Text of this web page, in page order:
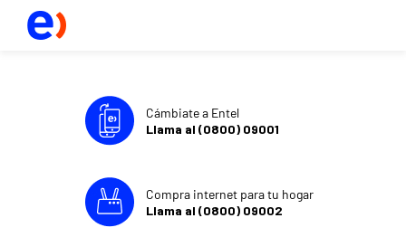
Cámbiate a Entel
Llama al (0800) 09001
Compra internet para tu hogar
Llama al (0800) 09002